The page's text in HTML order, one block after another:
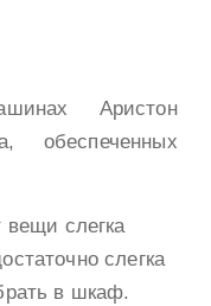
Аристон
обеспеченных
вещи слегка
слегка
в шкаф.